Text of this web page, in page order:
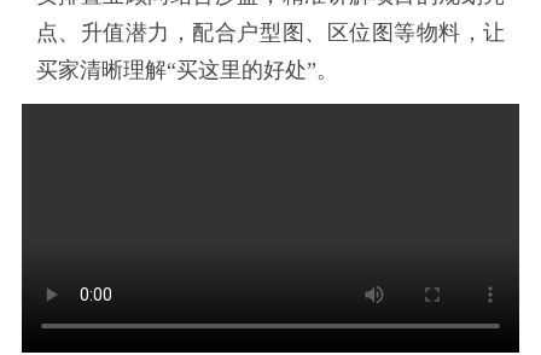
点、升值潜力，配合户型图、区位图等物料，让
买家清晰理解“买这里的好处”。